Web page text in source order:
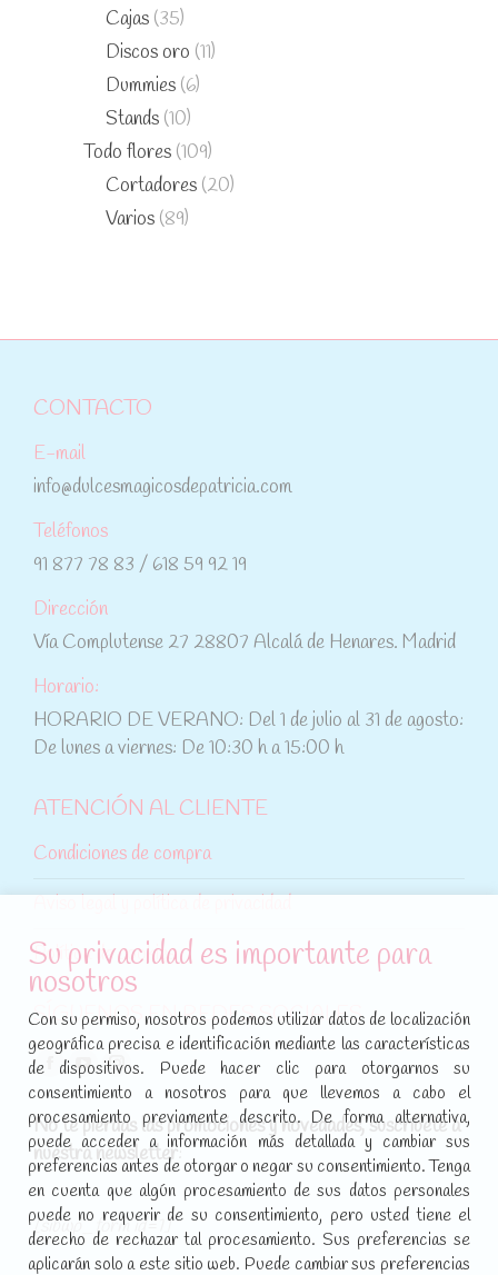
Cajas (35)
Discos oro (11)
Dummies (6)
Stands (10)
Todo flores (109)
Cortadores (20)
Varios (89)
CONTACTO
E-mail
info@dulcesmagicosdepatricia.com
Teléfonos
91 877 78 83 / 618 59 92 19
Dirección
Vía Complutense 27 28807 Alcalá de Henares. Madrid
Horario:
HORARIO DE VERANO: Del 1 de julio al 31 de agosto:
De lunes a viernes: De 10:30 h a 15:00 h
ATENCIÓN AL CLIENTE
Condiciones de compra
Política de cookies
SÍGUENOS EN REDES SOCIALES
Encuéntranos en:
Facebook
page
opens
in
new
window
YouTube
page
opens
in
new
window
Instagram
page
opens
in
new
window
No te pierdas las promociones y novedades, suscríbete a
nuestra newsletter:
[sibwp_form id=1]
Su privacidad es importante para
nosotros
Con su permiso, nosotros podemos utilizar datos de localización
geográfica precisa e identificación mediante las características
de dispositivos. Puede hacer clic para otorgarnos su
consentimiento a nosotros para que llevemos a cabo el
procesamiento previamente descrito. De forma alternativa,
puede acceder a información más detallada y cambiar sus
preferencias antes de otorgar o negar su consentimiento. Tenga
en cuenta que algún procesamiento de sus datos personales
puede no requerir de su consentimiento, pero usted tiene el
derecho de rechazar tal procesamiento. Sus preferencias se
aplicarán solo a este sitio web. Puede cambiar sus preferencias